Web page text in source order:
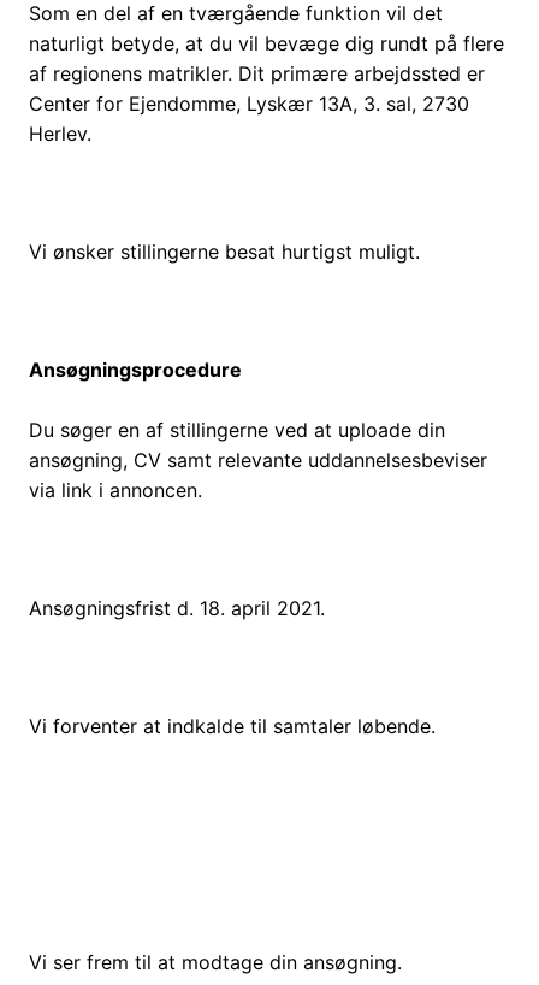
Som en del af en tværgående funktion vil det
naturligt betyde, at du vil bevæge dig rundt på flere
af regionens matrikler. Dit primære arbejdssted er
Center for Ejendomme, Lyskær 13A, 3. sal, 2730
Herlev.
Vi ønsker stillingerne besat hurtigst muligt.
Ansøgningsprocedure
Du søger en af stillingerne ved at uploade din
ansøgning, CV samt relevante uddannelsesbeviser
via link i annoncen.
Ansøgningsfrist d. 18. april 2021.
Vi forventer at indkalde til samtaler løbende.
Vi ser frem til at modtage din ansøgning.